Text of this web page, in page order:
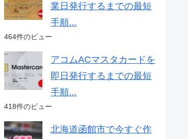
業日発行するまでの最短
手順...
464件のビュー
アコムACマスタカードを
即日発行するまでの最短
手順...
418件のビュー
北海道函館市で今すぐ作